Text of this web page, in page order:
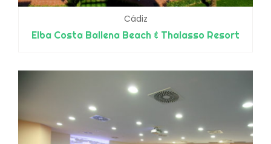
Cádiz
Elba Costa Ballena Beach & Thalasso Resort